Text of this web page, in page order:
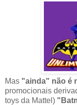
Mas "ainda" não é
promocionais
toys da Mattel)